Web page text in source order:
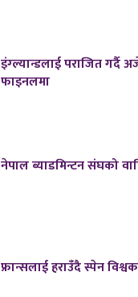
इंग्ल्यान्डलाई पराजित गर्दै
फाइनलमा
नेपाल ब्याडमिन्टन संघको
फ्रान्सलाई हराउँदै स्पेन